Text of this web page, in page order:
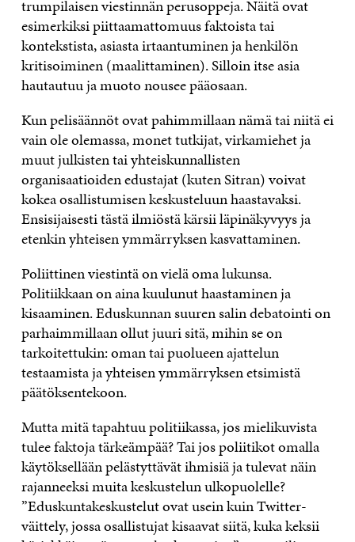
trumpilaisen viestinnän perusoppeja. Näitä ovat
esimerkiksi piittaamattomuus faktoista tai
kontekstista, asiasta irtaantuminen ja henkilön
kritisoiminen (maalittaminen). Silloin itse asia
hautautuu ja muoto nousee pääosaan.
Kun pelisäännöt ovat pahimmillaan nämä tai niitä ei
vain ole olemassa, monet tutkijat, virkamiehet ja
muut julkisten tai yhteiskunnallisten
organisaatioiden edustajat (kuten Sitran) voivat
kokea osallistumisen keskusteluun haastavaksi.
Ensisijaisesti tästä ilmiöstä kärsii läpinäkyvyys ja
etenkin yhteisen ymmärryksen kasvattaminen.
Poliittinen viestintä on vielä oma lukunsa.
Politiikkaan on aina kuulunut haastaminen ja
kisaaminen. Eduskunnan suuren salin debatointi on
parhaimmillaan ollut juuri sitä, mihin se on
tarkoitettukin: oman tai puolueen ajattelun
testaamista ja yhteisen ymmärryksen etsimistä
päätöksentekoon.
Mutta mitä tapahtuu politiikassa, jos mielikuvista
tulee faktoja tärkeämpää? Tai jos poliitikot omalla
käytöksellään pelästyttävät ihmisiä ja tulevat näin
rajanneeksi muita keskustelun ulkopuolelle?
”Eduskuntakeskustelut ovat usein kuin Twitter-
väittely, jossa osallistujat kisaavat siitä, kuka keksii